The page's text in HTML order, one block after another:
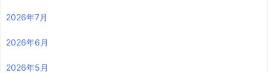
2026年7月
2026年6月
2026年5月